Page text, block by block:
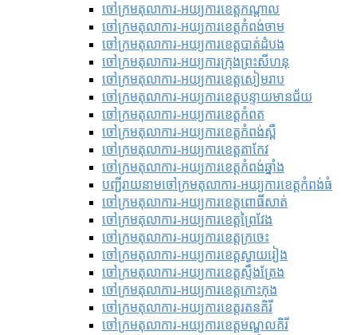
ចៅក្រមតុលាការ-អយ្យការខេត្តកណ្តាល
ចៅក្រមតុលាការ-អយ្យការខេត្តកំពង់ចាម
ចៅក្រមតុលាការ-អយ្យការខេត្តបាត់ដំបង
ចៅក្រមតុលាការ-អយ្យការ​ក្រុងព្រះសីហនុ
ចៅក្រមតុលាការ-អយ្យការខេត្តសៀមរាប
ចៅក្រមតុលាការ-អយ្យការខេត្តបន្ទាយមានជ័យ
ចៅក្រមតុលាការ-អយ្យការខេត្តកំពត
ចៅក្រមតុលាការ-អយ្យការខេត្តកំពង់ស្ពឺ
ចៅក្រមតុលាការ-អយ្យការខេត្តតាកែវ
ចៅក្រមតុលាការ-អយ្យការខេត្តកំពង់ឆ្នាំង
បញ្ជីរាយនាមចៅក្រមតុលាការ-អយ្យការខេត្តកំពង់ធំ
ចៅក្រមតុលាការ-អយ្យការខេត្តពោធិ៍សាត់
ចៅក្រមតុលាការ-អយ្យការខេត្តព្រៃវែង
ចៅក្រមតុលាការ-អយ្យការខេត្តក្រចេះ
ចៅក្រមតុលាការ-អយ្យការខេត្តស្វាយរៀង
ចៅក្រមតុលាការ-អយ្យការខេត្តស្ទឹងត្រែង
ចៅក្រមតុលាការ-អយ្យការខេត្តកោះកុង
ចៅក្រមតុលាការ-អយ្យការខេត្តរតនគិរី
ចៅក្រមតុលាការ-អយ្យការខេត្តមណ្ឌលគិរី